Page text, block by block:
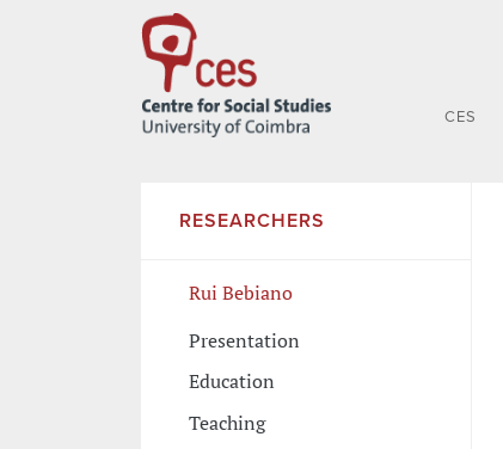
CES
RESEARCHERS
Rui Bebiano
Presentation
Education
Teaching